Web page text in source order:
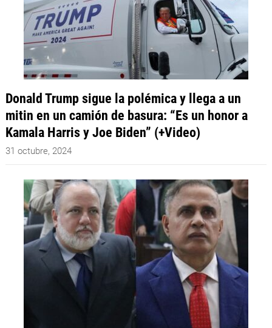
Donald Trump sigue la polémica y llega a un
mitin en un camión de basura: “Es un honor a
Kamala Harris y Joe Biden” (+Video)
31 octubre, 2024